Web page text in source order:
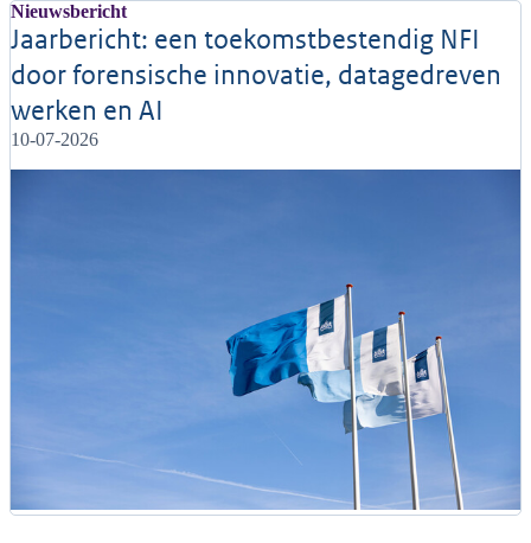
Nieuwsbericht
Jaarbericht: een toekomstbestendig NFI
door forensische innovatie, datagedreven
werken en AI
10-07-2026